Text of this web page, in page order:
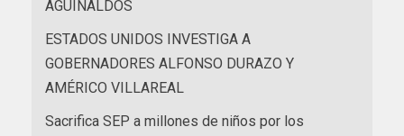
AGUINALDOS
ESTADOS UNIDOS INVESTIGA A
GOBERNADORES ALFONSO DURAZO Y
AMÉRICO VILLAREAL
Sacrifica SEP a millones de niños por los